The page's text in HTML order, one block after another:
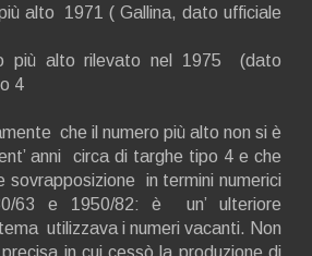
alto 1971 ( Gallina, dato ufficiale
più alto rilevato nel 1975 (dato
4
che il numero più alto non si è
anni circa di targhe tipo 4 e che
sovrapposizione in termini numerici
63 e 1950/82: è un’ ulteriore
utilizzava i numeri vacanti. Non
in cui cessò la produzione di